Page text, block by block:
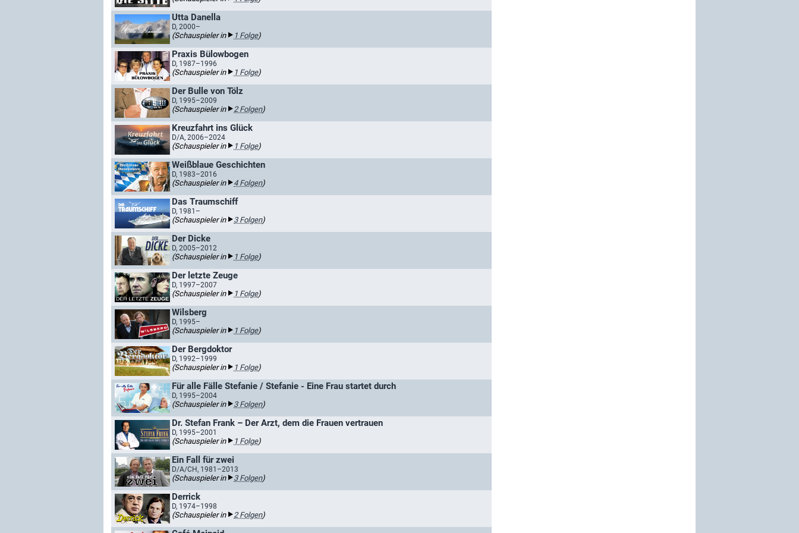
Utta Danella
D, 2000–
(Schauspieler in 1 Folge)
Praxis Bülowbogen
D, 1987–1996
(Schauspieler in 1 Folge)
Der Bulle von Tölz
D, 1995–2009
(Schauspieler in 2 Folgen)
Kreuzfahrt ins Glück
D/A, 2006–2024
(Schauspieler in 1 Folge)
Weißblaue Geschichten
D, 1983–2016
(Schauspieler in 4 Folgen)
Das Traumschiff
D, 1981–
(Schauspieler in 3 Folgen)
Der Dicke
D, 2005–2012
(Schauspieler in 1 Folge)
Der letzte Zeuge
D, 1997–2007
(Schauspieler in 1 Folge)
Wilsberg
D, 1995–
(Schauspieler in 1 Folge)
Der Bergdoktor
D, 1992–1999
(Schauspieler in 1 Folge)
Für alle Fälle Stefanie / Stefanie - Eine Frau startet durch
D, 1995–2004
(Schauspieler in 3 Folgen)
Dr. Stefan Frank – Der Arzt, dem die Frauen vertrauen
D, 1995–2001
(Schauspieler in 1 Folge)
Ein Fall für zwei
D/A/CH, 1981–2013
(Schauspieler in 3 Folgen)
Derrick
D, 1974–1998
(Schauspieler in 2 Folgen)